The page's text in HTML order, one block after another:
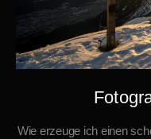
Wie erzeuge ich einen